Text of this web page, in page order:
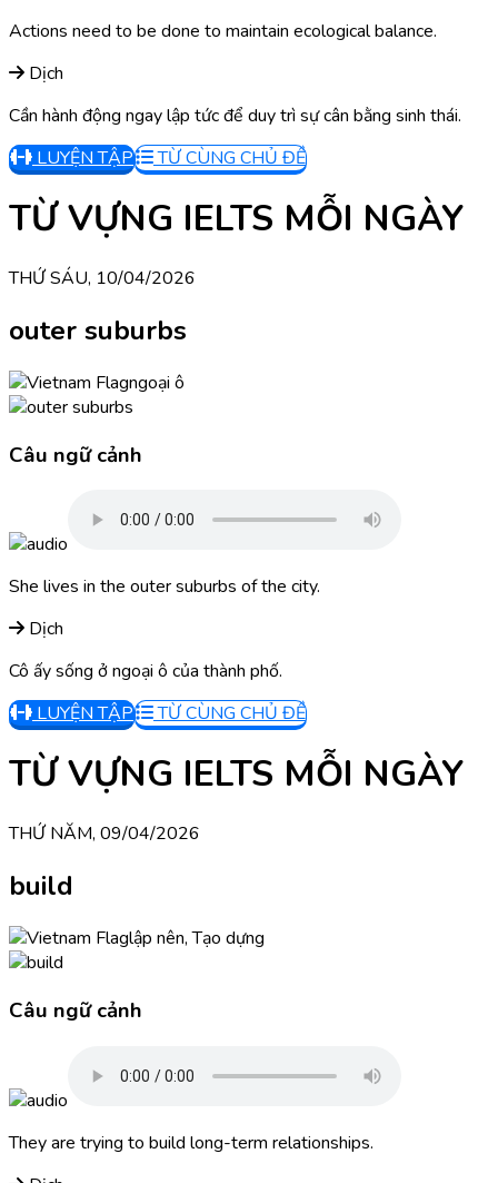
Actions need to be done to maintain ecological balance.
Dịch
Cần hành động ngay lập tức để duy trì sự cân bằng sinh thái.
LUYỆN TẬP
TỪ CÙNG CHỦ ĐỀ
TỪ VỰNG IELTS MỖI NGÀY
THỨ SÁU, 10/04/2026
outer suburbs
ngoại ô
Câu ngữ cảnh
She lives in the outer suburbs of the city.
Dịch
Cô ấy sống ở ngoại ô của thành phố.
LUYỆN TẬP
TỪ CÙNG CHỦ ĐỀ
TỪ VỰNG IELTS MỖI NGÀY
THỨ NĂM, 09/04/2026
build
lập nên, Tạo dựng
Câu ngữ cảnh
They are trying to build long-term relationships.